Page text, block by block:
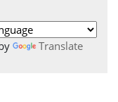
Translate